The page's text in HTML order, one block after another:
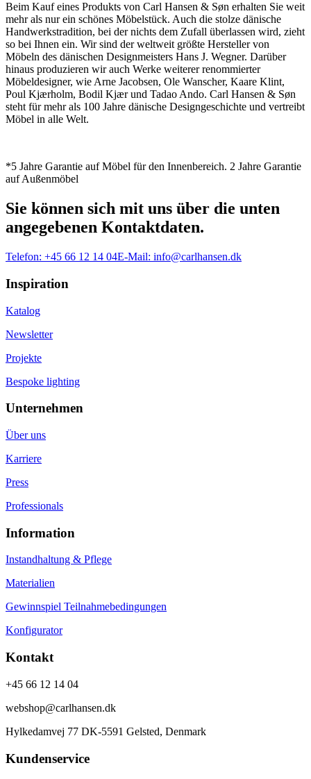
Beim Kauf eines Produkts von Carl Hansen & Søn erhalten Sie weit
mehr als nur ein schönes Möbelstück. Auch die stolze dänische
Handwerkstradition, bei der nichts dem Zufall überlassen wird, zieht
so bei Ihnen ein. Wir sind der weltweit größte Hersteller von
Möbeln des dänischen Designmeisters Hans J. Wegner. Darüber
hinaus produzieren wir auch Werke weiterer renommierter
Möbeldesigner, wie Arne Jacobsen, Ole Wanscher, Kaare Klint,
Poul Kjærholm, Bodil Kjær und Tadao Ando. Carl Hansen & Søn
steht für mehr als 100 Jahre dänische Designgeschichte und vertreibt
Möbel in alle Welt.
*5 Jahre Garantie auf Möbel für den Innenbereich. 2 Jahre Garantie
auf Außenmöbel
Sie können sich mit uns über die unten
angegebenen Kontaktdaten.
Telefon: +45 66 12 14 04E-Mail: info@carlhansen.dk
Inspiration
Katalog
Newsletter
Projekte
Bespoke lighting
Unternehmen
Über uns
Karriere
Press
Professionals
Information
Instandhaltung & Pflege
Materialien
Gewinnspiel Teilnahmebedingungen
Konfigurator
Kontakt
+45 66 12 14 04
webshop@carlhansen.dk
Hylkedamvej 77 DK-5591 Gelsted, Denmark
Kundenservice